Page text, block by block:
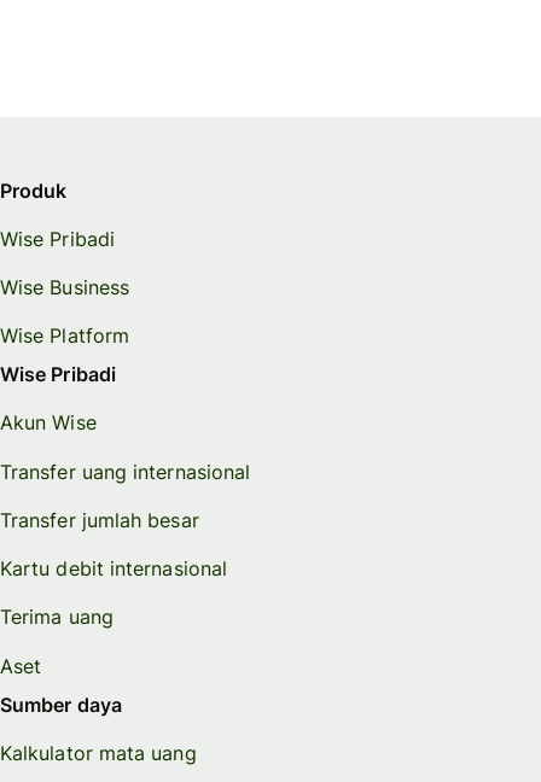
Produk
Wise Pribadi
Wise Business
Wise Platform
Wise Pribadi
Akun Wise
Transfer uang internasional
Transfer jumlah besar
Kartu debit internasional
Terima uang
Aset
Sumber daya
Kalkulator mata uang